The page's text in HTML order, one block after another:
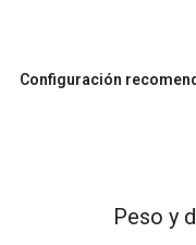
Configuración
Peso y